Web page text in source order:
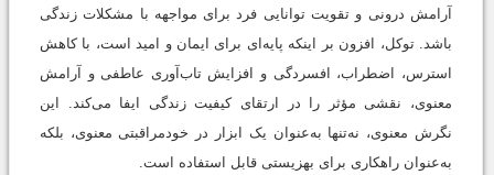
آرامش درونی و تقویت توانایی فرد برای مواجهه با مشکلات زندگی
باشد. توکل، افزون بر اینکه پایه‌ای برای ایمان و امید است، با کاهش
استرس، اضطراب، افسردگی و افزایش تاب‌آوری عاطفی و آرامش
معنوی، نقشی مؤثر را در ارتقای کیفیت زندگی ایفا می‌کند. این
نگرش معنوی، نه‌تنها به‌عنوان یک ابزار در خودمراقبتی معنوی، بلکه
به‌عنوان راهکاری برای بهزیستی قابل ‌استفاده است.